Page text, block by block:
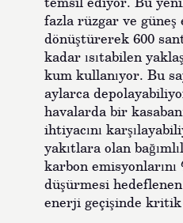
fazla rüzgar ve güneş
dönüştürerek 600
kadar ısıtabilen
kum kullanıyor. Bu
aylarca
havalarda bir
ihtiyacını
yakıtlara olan
karbon emisyonlarını
düşürmesi
enerji geçişinde